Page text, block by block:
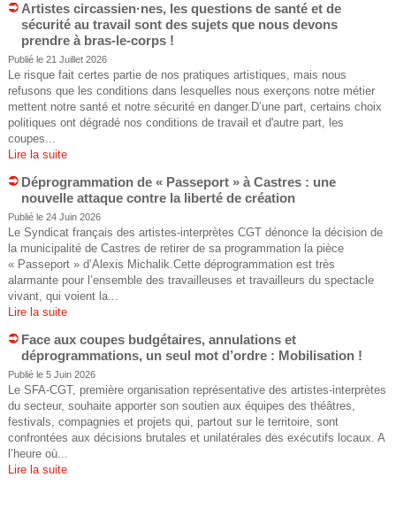
e
c
h
Artistes circassien·nes, les questions de santé et de
sécurité au travail sont des sujets que nous devons
prendre à bras-le-corps !
Publié le 21 Juillet 2026
Le risque fait certes partie de nos pratiques artistiques, mais nous
refusons que les conditions dans lesquelles nous exerçons notre métier
mettent notre santé et notre sécurité en danger.D’une part, certains choix
politiques ont dégradé nos conditions de travail et d'autre part, les
coupes...
Lire la suite
Déprogrammation de « Passeport » à Castres : une
nouvelle attaque contre la liberté de création
Publié le 24 Juin 2026
Le Syndicat français des artistes-interprètes CGT dénonce la décision de
la municipalité de Castres de retirer de sa programmation la pièce
« Passeport » d’Alexis Michalik.Cette déprogrammation est très
alarmante pour l’ensemble des travailleuses et travailleurs du spectacle
vivant, qui voient la...
Lire la suite
Face aux coupes budgétaires, annulations et
déprogrammations, un seul mot d’ordre : Mobilisation !
Publié le 5 Juin 2026
Le SFA-CGT, première organisation représentative des artistes-interprètes
du secteur, souhaite apporter son soutien aux équipes des théâtres,
festivals, compagnies et projets qui, partout sur le territoire, sont
confrontées aux décisions brutales et unilatérales des exécutifs locaux. A
l’heure où...
Lire la suite